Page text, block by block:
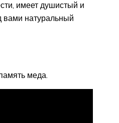
имеет душистый и
вами натуральный
меда.